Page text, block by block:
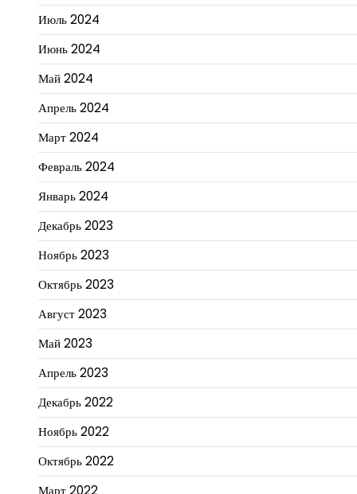
Июль 2024
Июнь 2024
Май 2024
Апрель 2024
Март 2024
Февраль 2024
Январь 2024
Декабрь 2023
Ноябрь 2023
Октябрь 2023
Август 2023
Май 2023
Апрель 2023
Декабрь 2022
Ноябрь 2022
Октябрь 2022
Март 2022